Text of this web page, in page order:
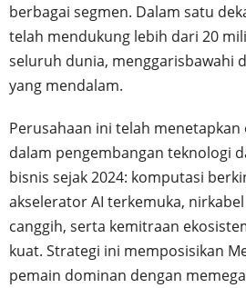
berbagai segmen. Dalam satu
telah mendukung lebih dari 20
seluruh dunia, menggarisbawahi
yang mendalam.
Perusahaan ini telah
dalam pengembangan teknologi
bisnis sejak 2024: komputasi
akselerator AI terkemuka,
canggih, serta kemitraan
kuat. Strategi ini memposisikan
pemain dominan dengan